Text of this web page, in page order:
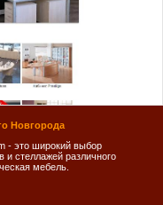
Новгорода
- это широкий выбор
стеллажей различного
мебель.